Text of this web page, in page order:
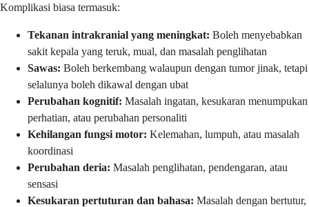
Komplikasi biasa termasuk:
Tekanan intrakranial yang meningkat: Boleh menyebabkan
sakit kepala yang teruk, mual, dan masalah penglihatan
Sawas: Boleh berkembang walaupun dengan tumor jinak, tetapi
selalunya boleh dikawal dengan ubat
Perubahan kognitif: Masalah ingatan, kesukaran menumpukan
perhatian, atau perubahan personaliti
Kehilangan fungsi motor: Kelemahan, lumpuh, atau masalah
koordinasi
Perubahan deria: Masalah penglihatan, pendengaran, atau
sensasi
Kesukaran pertuturan dan bahasa: Masalah dengan bertutur,